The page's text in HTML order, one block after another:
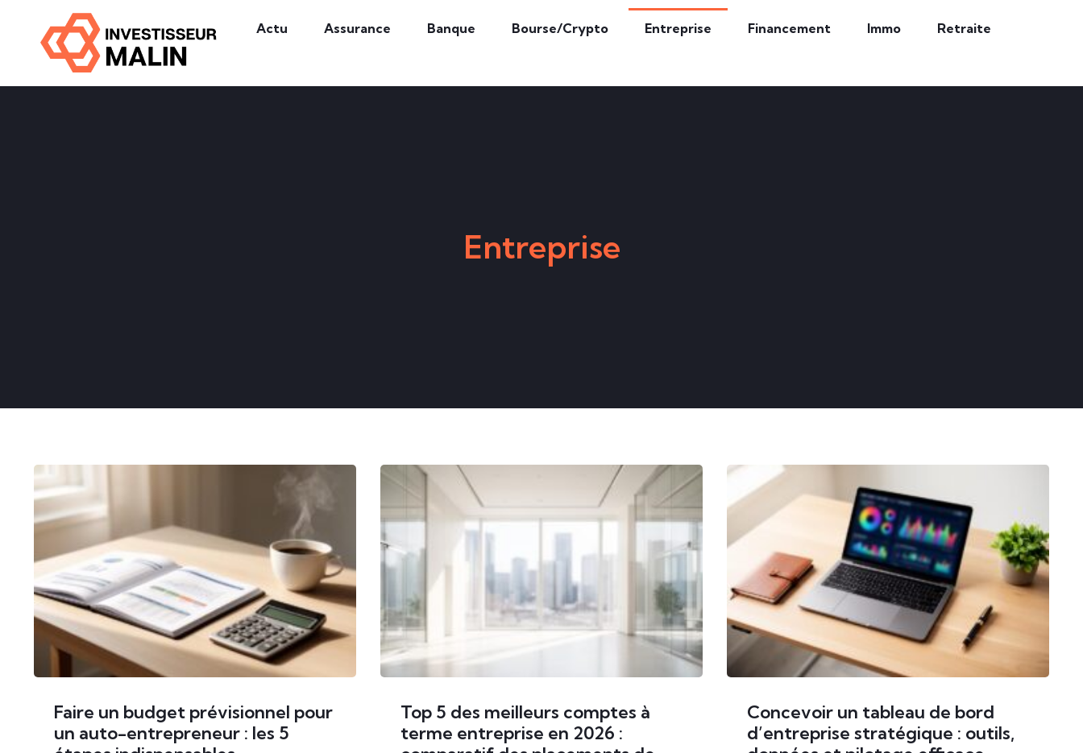
Actu Assurance Banque Bourse/Crypto Entreprise Financement Immo Retraite
Entreprise
Faire un budget prévisionnel pour
un auto-entrepreneur : les 5
Top 5 des meilleurs comptes à
terme entreprise en 2026 :
Concevoir un tableau de bord
d’entreprise stratégique : outils,